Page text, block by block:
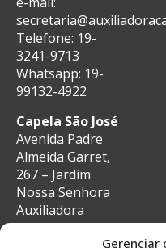
Gerenciar
Telefone: 19-
3241-9713
Whatsapp: 19-
99132-4922
Capela São José
Avenida Padre
Almeida Garret,
267 – Jardim
Nossa Senhora
Auxiliadora
CEP: 13087-29 –